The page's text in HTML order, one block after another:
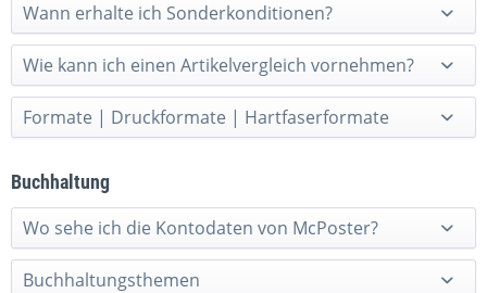
Wann erhalte ich Sonderkonditionen?
Wie kann ich einen Artikelvergleich vornehmen?
Formate | Druckformate | Hartfaserformate
Buchhaltung
Wo sehe ich die Kontodaten von McPoster?
Buchhaltungsthemen